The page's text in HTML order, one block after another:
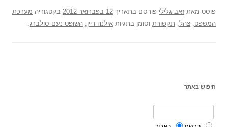
פוסט מאת זאב גלילי פורסם בתאריך 12 בפברואר 2012 בקטגוריה מערכת
המשפט צהל תקשורת וסומן בתגיות אילנה דיין השופט נעם סולברג
חיפוש באתר